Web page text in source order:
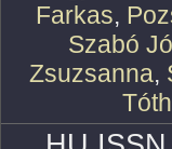
Farkas,
Szabó
Zsuzsanna,